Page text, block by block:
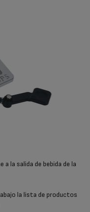
la salida de bebida de la
la lista de productos